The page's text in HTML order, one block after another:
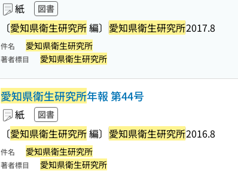
紙 図書
〔愛知県衛生研究所編〕 愛知県衛生研究所2017.8
件名 愛知県衛生研究所
著者標目 愛知県衛生研究所
愛知県衛生研究所年報 第44号
紙 図書
〔愛知県衛生研究所編〕 愛知県衛生研究所2016.8
件名 愛知県衛生研究所
著者標目 愛知県衛生研究所